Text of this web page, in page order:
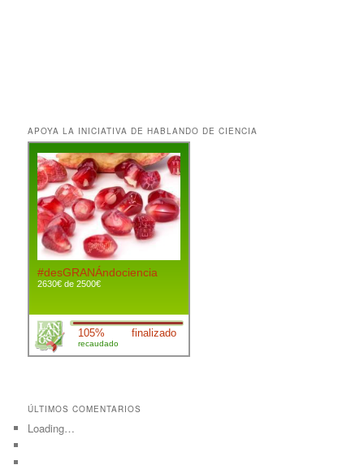
APOYA LA INICIATIVA DE HABLANDO DE CIENCIA
ÚLTIMOS COMENTARIOS
Loading…